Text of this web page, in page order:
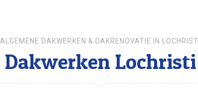
ALGEMENE DAKWERKEN & DAKRENOVATIE IN LOCHRISTI
Dakwerken Lochristi